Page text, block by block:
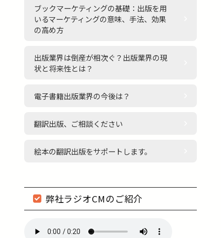
ブックマーケティングの基礎：出版を用
いるマーケティングの意味、手法、効果
の高め方
出版業界は倒産が相次ぐ？出版業界の現
状と将来性とは？
電子書籍出版業界の今後は？
翻訳出版、ご相談ください
絵本の翻訳出版をサポートします。
弊社ラジオCMのご紹介